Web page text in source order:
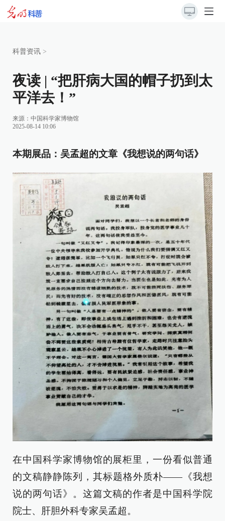
科普资讯 >
夜读 | “把肝病大国的帽子扔到太
平洋去！”
来源： 中国科学家博物馆
2025-08-14 10:06
本期展品：吴孟超的文章《我想说的两句话》
在中国科学家博物馆的展柜里，一份看似普通
的文稿静静陈列，其标题格外质朴——《我想
说的两句话》。这篇文稿的作者是中国科学院
院士、肝胆外科专家吴孟超。